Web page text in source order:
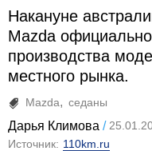
Накануне
Mazda
производства
местного рынка.
Mazda седаны
Дарья Климова
Источник: 110km.ru